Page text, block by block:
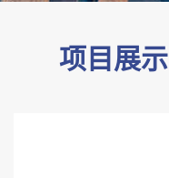
项目展示